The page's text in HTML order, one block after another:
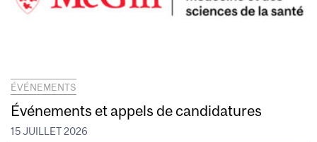
ÉVÉNEMENTS
Événements et appels de candidatures
15 JUILLET 2026